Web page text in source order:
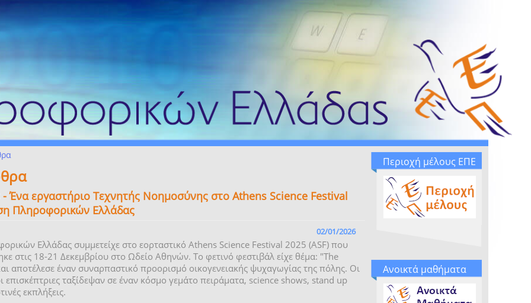
- Ένα εργαστήριο Τεχνητής Νοημοσύνης στο Athens Science Festival
Πληροφορικών Ελλάδας
02/01/2026
Ελλάδας συμμετείχε στο εορταστικό Athens Science Festival 2025 (ASF) που
στις 18-21 Δεκεμβρίου στο Ωδείο Αθηνών. Το φετινό φεστιβάλ είχε θέμα: "The
αποτέλεσε έναν συναρπαστικό προορισμό οικογενειακής ψυχαγωγίας της πόλης. Οι
επισκέπτριες ταξίδεψαν σε έναν κόσμο γεμάτο πειράματα, science shows, stand up
εκπλήξεις.
Περιοχή μέλους ΕΠΕ
Ανοικτά μαθήματα